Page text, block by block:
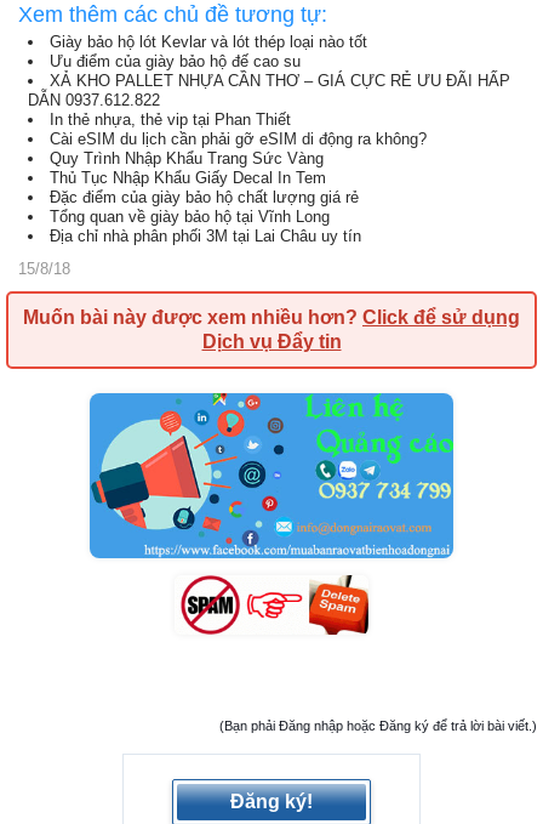
Xem thêm các chủ đề tương tự:
Giày bảo hộ lót Kevlar và lót thép loại nào tốt
Ưu điểm của giày bảo hộ đế cao su
XẢ KHO PALLET NHỰA CẦN THƠ – GIÁ CỰC RẺ ƯU ĐÃI HẤP
DẪN 0937.612.822
In thẻ nhựa, thẻ vip tại Phan Thiết
Cài eSIM du lịch cần phải gỡ eSIM di động ra không?
Quy Trình Nhập Khẩu Trang Sức Vàng
Thủ Tục Nhập Khẩu Giấy Decal In Tem
Đặc điểm của giày bảo hộ chất lượng giá rẻ
Tổng quan về giày bảo hộ tại Vĩnh Long
Địa chỉ nhà phân phối 3M tại Lai Châu uy tín
15/8/18
Muốn bài này được xem nhiều hơn? Click để sử dụng
Dịch vụ Đẩy tin
(Bạn phải Đăng nhập hoặc Đăng ký để trả lời bài viết.)
Đăng ký!